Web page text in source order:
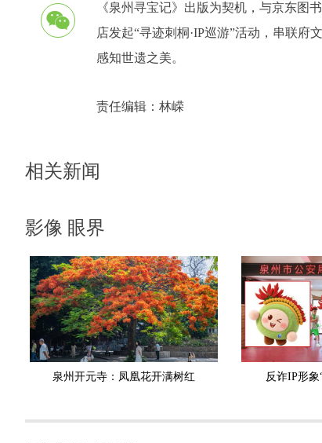
《泉州寻宝记》出版为契机，与京东图
店发起“寻迹刺桐·IP巡游”活动，串联
感知世遗之美。
责任编辑： 林嵘
相关新闻
影像 眼界
泉州开元寺：凤凰花开满树红 反诈IP形象